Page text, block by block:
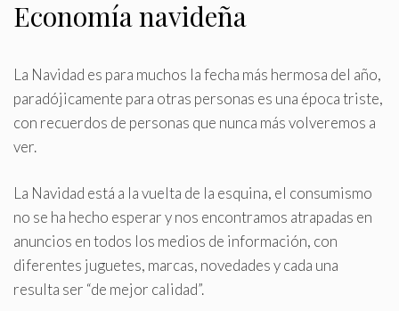
Economía navideña
La Navidad es para muchos la fecha más hermosa del año,
paradójicamente para otras personas es una época triste,
con recuerdos de personas que nunca más volveremos a
ver.
La Navidad está a la vuelta de la esquina, el consumismo
no se ha hecho esperar y nos encontramos atrapadas en
anuncios en todos los medios de información, con
diferentes juguetes, marcas, novedades y cada una
resulta ser “de mejor calidad”.